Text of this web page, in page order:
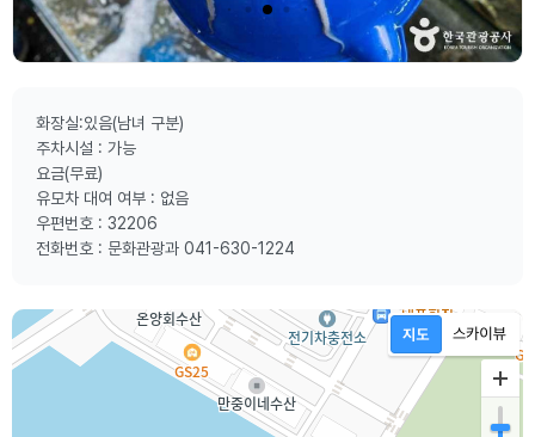
화장실:있음(남녀 구분)
주차시설 : 가능
요금(무료)
유모차 대여 여부 : 없음
우편번호 : 32206
전화번호 : 문화관광과 041-630-1224